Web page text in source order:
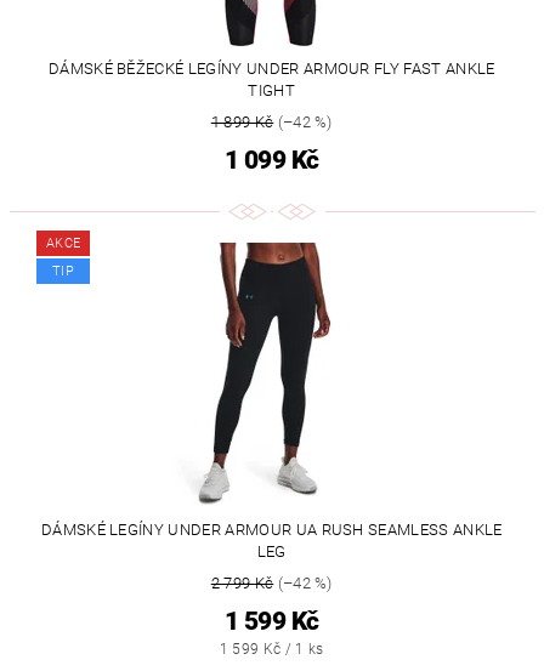
DÁMSKÉ BĚŽECKÉ LEGÍNY UNDER ARMOUR FLY FAST ANKLE
TIGHT
1 899 Kč(–42 %)
1 099 Kč
AKCE
TIP
DÁMSKÉ LEGÍNY UNDER ARMOUR UA RUSH SEAMLESS ANKLE
LEG
2 799 Kč(–42 %)
1 599 Kč
1 599 Kč / 1 ks